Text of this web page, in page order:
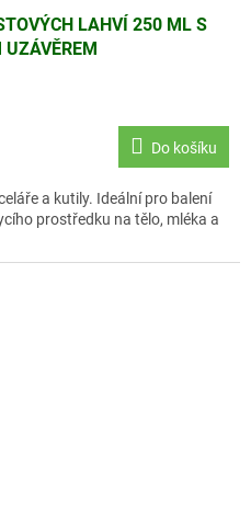
LAHVÍ 250 ML S
UZÁVĚREM
Do košíku
a kutily. Ideální pro balení
prostředku na tělo, mléka a